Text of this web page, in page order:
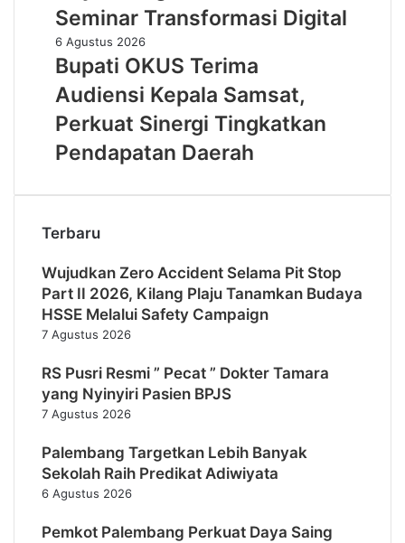
Saing
UMKM
Lewat
Seminar
Transformasi
Digital
Seminar Transformasi Digital
Bupati
OKUS
Terima
Audiensi
Kepala
Samsat,
Perkuat
Tingkatkan
Daerah
6 Agustus 2026
Bupati OKUS Terima
Audiensi Kepala Samsat,
Perkuat Sinergi Tingkatkan
Pendapatan Daerah
Terbaru
Wujudkan Zero Accident Selama Pit Stop
Part II 2026, Kilang Plaju Tanamkan Budaya
HSSE Melalui Safety Campaign
7 Agustus 2026
RS Pusri Resmi ” Pecat ” Dokter Tamara
yang Nyinyiri Pasien BPJS
7 Agustus 2026
Palembang Targetkan Lebih Banyak
Sekolah Raih Predikat Adiwiyata
6 Agustus 2026
Pemkot Palembang Perkuat Daya Saing